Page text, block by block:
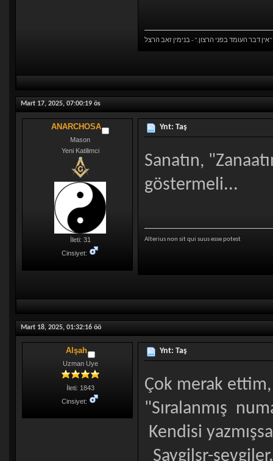
אין דבר העומד בפני הרצון." - בנימין זאב הרצל"
Mart 17, 2025, 07:00:19 ös
ANARCHOSA
Mason
Yeni Katilimci
İleti: 31
Cinsiyet:
Ynt: Taş
Sanatın,
göstermeli...
Alterius non sit qui suus esse potest
Mart 18, 2025, 01:32:16 öö
Alşah
Uzman Uye
İleti: 1843
Cinsiyet:
Ynt: Taş
Çok merak ettim,
"Sıralanmış
Kendisi
Saygilsr-sevgiler.